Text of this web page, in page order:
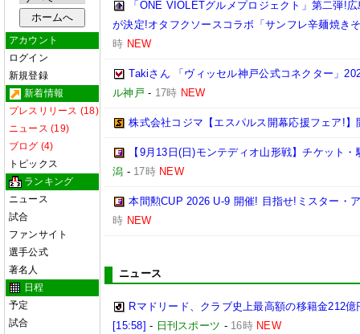
アカウント
ログイン
新規登録
新着情報
プレスリリース (18)
ニュース (19)
ブログ (4)
トピックス
ランキング
ニュース
試合
ファンサイト
選手公式
著名人
日程
予定
試合
「ONE VIOLETグルメプロジェクト」第二弾!
が決定!オタフクソースコラボ「サンフレ辛麺焼き
時 NEW
Takiさん 「ヴィッセル神戸公式コネクター」
ル神戸 - 17時 NEW
株式会社コジマ【エスパルス開幕応援フェア!】
【9月13日(日)モンテディオ山形戦】チケット
潟 - 17時 NEW
本間勲CUP 2026 U-9 開催! 目指せ!ミスター・
時 NEW
ニュース
Rマドリード、クラブ史上最高額の移籍金212
[15:58] - 日刊スポーツ - 16時 NEW